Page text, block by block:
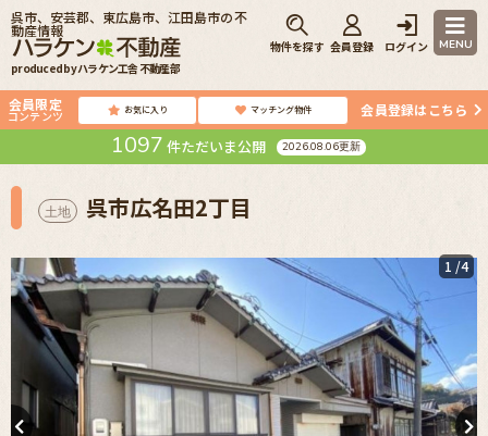
produced by ハラケン工舎 不動産部
呉市、安芸郡、東広島市、江田島市の不
動産情報
物件を探す 会員登録 ログイン MENU
会員限定
コンテンツ お気に入り マッチング物件 会員登録はこちら
1097 件ただいま公開 2026.08.06更新
土地 呉市広名田2丁目
1 /4